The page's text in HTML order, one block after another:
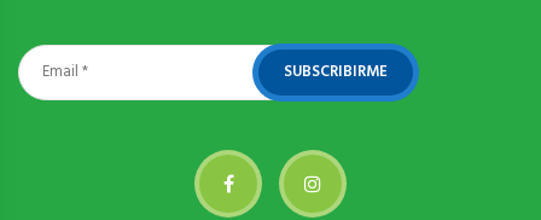
SUBSCRIBIRME